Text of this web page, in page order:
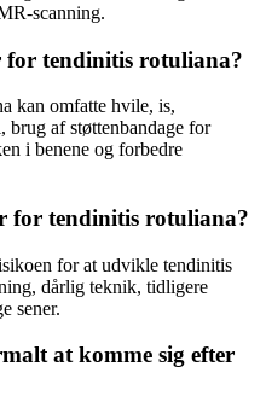
scanning.
for tendinitis rotuliana?
kan omfatte hvile, is,
brug af støttenbandage for
i benene og forbedre
for tendinitis rotuliana?
for at udvikle tendinitis
dårlig teknik, tidligere
sener.
at komme sig efter